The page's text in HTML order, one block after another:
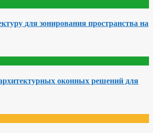
для зонирования пространства на
оконных решений для